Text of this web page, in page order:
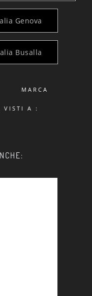
Genova
Busalla
MARCA
VISTI A :